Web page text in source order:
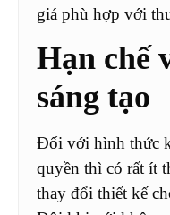
giá phù hợp với
Hạn chế
sáng tạo
Đối với hình thức
quyền thì có rất ít
thay đổi thiết kế